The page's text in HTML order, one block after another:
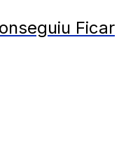
Ficar